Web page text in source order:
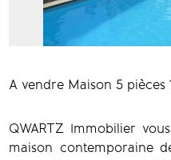
A vendre Maison 5 pièces
QWARTZ Immobilier
maison contemporaine